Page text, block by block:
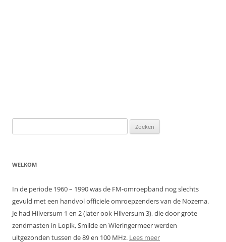
naar:
WELKOM
In de periode 1960 – 1990 was de FM-omroepband nog slechts
gevuld met een handvol officiele omroepzenders van de Nozema.
Je had Hilversum 1 en 2 (later ook Hilversum 3), die door grote
zendmasten in Lopik, Smilde en Wieringermeer werden
uitgezonden tussen de 89 en 100 MHz. Lees meer